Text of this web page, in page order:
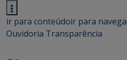
ir para conteúdoir para
Ouvidoria Transparência